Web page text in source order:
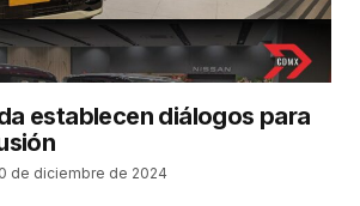
establecen diálogos para
de diciembre de 2024